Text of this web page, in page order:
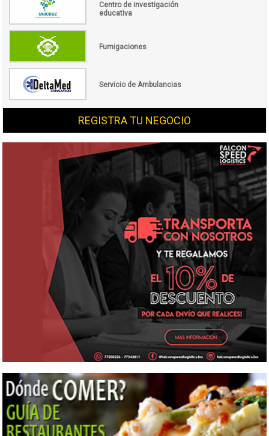
Centro de investigación
educativa
Fumigaciones
Servicio de Ambulancias
REGISTRA TU NEGOCIO